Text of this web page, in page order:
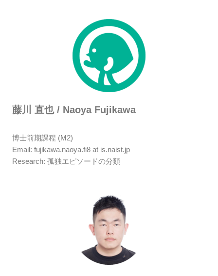
藤川 直也 / Naoya Fujikawa
博士前期課程 (M2)
Email: fujikawa.naoya.fi8 at is.naist.jp
Research: 孤独エピソードの分類